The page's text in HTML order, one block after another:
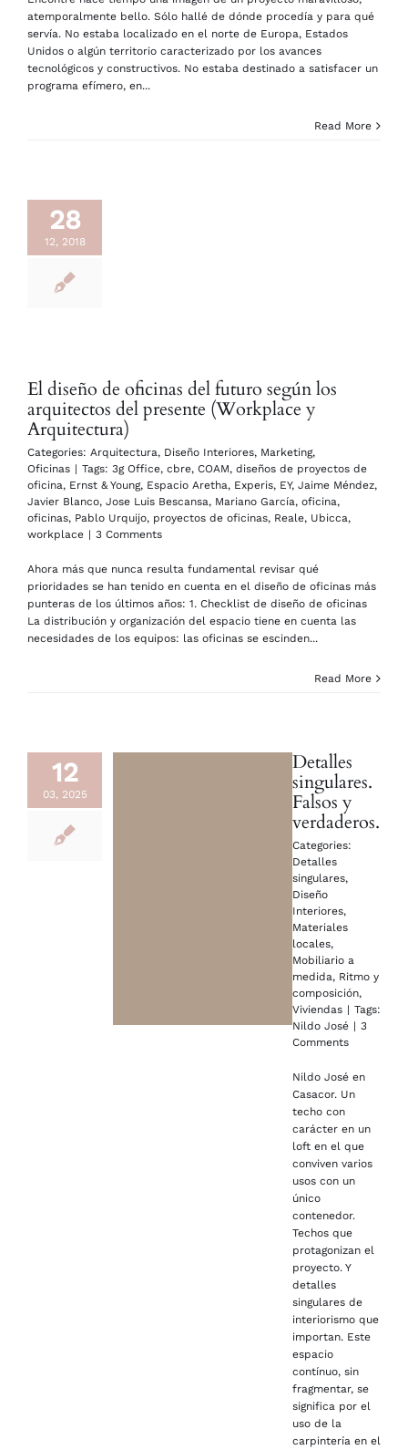
atemporalmente bello. Sólo hallé de dónde procedía y para qué
servía. No estaba localizado en el norte de Europa, Estados
Unidos o algún territorio caracterizado por los avances
tecnológicos y constructivos. No estaba destinado a satisfacer un
programa efímero, en...
Read More
28
12, 2018
El diseño de oficinas del futuro según los
arquitectos del presente (Workplace y
Arquitectura)
Categories: Arquitectura, Diseño Interiores, Marketing,
Oficinas | Tags: 3g Office, cbre, COAM, diseños de proyectos de
oficina, Ernst & Young, Espacio Aretha, Experis, EY, Jaime Méndez,
Javier Blanco, Jose Luis Bescansa, Mariano García, oficina,
oficinas, Pablo Urquijo, proyectos de oficinas, Reale, Ubicca,
workplace | 3 Comments
Ahora más que nunca resulta fundamental revisar qué
prioridades se han tenido en cuenta en el diseño de oficinas más
punteras de los últimos años: 1. Checklist de diseño de oficinas
La distribución y organización del espacio tiene en cuenta las
necesidades de los equipos: las oficinas se escinden...
Read More
12
03, 2025
Detalles
singulares.
Falsos y
verdaderos.
Categories:
Detalles
singulares,
Diseño
Interiores,
Materiales
locales,
Mobiliario a
medida, Ritmo y
composición,
Viviendas | Tags:
Nildo José | 3
Comments
Nildo José en
Casacor. Un
techo con
carácter en un
loft en el que
conviven varios
usos con un
único
contenedor.
Techos que
protagonizan el
proyecto. Y
detalles
singulares de
interiorismo que
importan. Este
espacio
contínuo, sin
fragmentar, se
significa por el
uso de la
carpintería en el